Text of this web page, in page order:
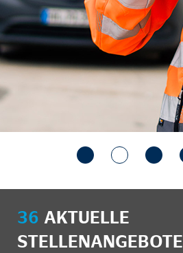
36 AKTUELLE
STELLENANGEBOTE